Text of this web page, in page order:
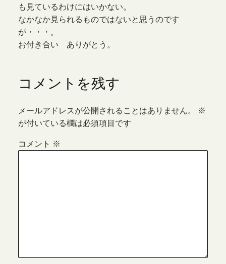
も見ているわけにはいかない。
なかなか見られるものではないと思うのです
が・・・。
お付き合い ありがとう。
コメントを残す
メールアドレスが公開されることはありません。
※
が付いている欄は必須項目です
コメント ※